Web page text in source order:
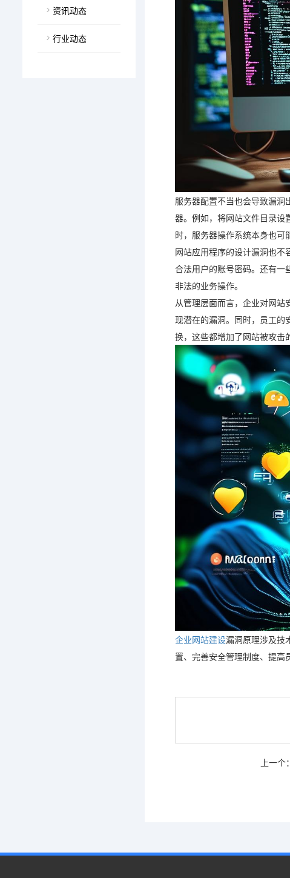
资讯动态
行业动态
服务器配置不当也会导致漏
器。例如，将网站文件目录设
时，服务器操作系统本身也可
网站应用程序的设计漏洞也
合法用户的账号密码。还有一
非法的业务操作。
从管理层面而言，企业对网
现潜在的漏洞。同时，员工的
换，这些都增加了网站被攻击
企业网站建设漏洞原理涉及技
置、完善安全管理制度、提高
上一个：